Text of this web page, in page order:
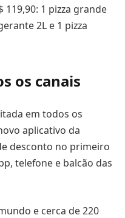
119,90: 1 pizza grande
2L e 1 pizza
os canais
em todos os
aplicativo da
desconto no primeiro
telefone e balcão das
e cerca de 220